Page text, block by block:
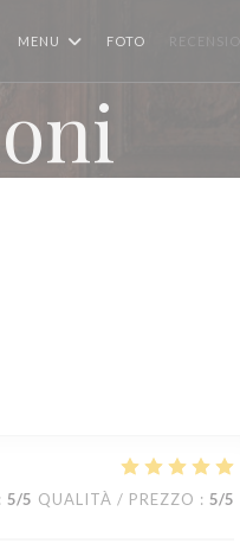
MENU FOTO
5/5 QUALITÀ / PREZZO : 5/5